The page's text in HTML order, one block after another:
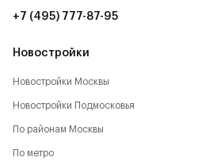
Новостройки
Новостройки Москвы
Новостройки Подмосковья
По районам Москвы
По метро
+7 (495) 777-87-95